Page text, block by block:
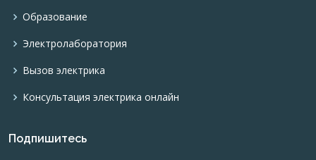
Образование
Электролаборатория
Вызов электрика
Консультация электрика онлайн
Подпишитесь